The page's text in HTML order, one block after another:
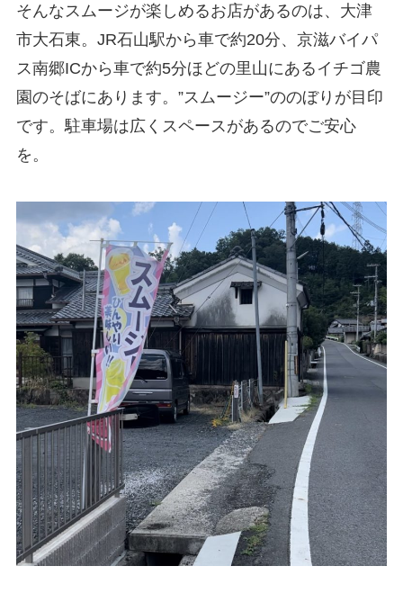
そんなスムージが楽しめるお店があるのは、大津
市大石東。JR石山駅から車で約20分、京滋バイパ
ス南郷ICから車で約5分ほどの里山にあるイチゴ農
園のそばにあります。”スムージー”ののぼりが目印
です。駐車場は広くスペースがあるのでご安心
を。